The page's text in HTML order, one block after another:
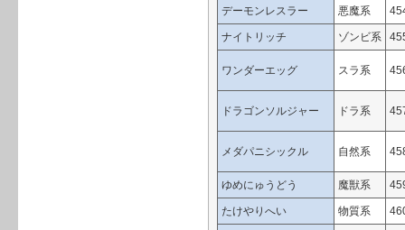
デーモンレスラー 悪魔系
ナイトリッチ ゾンビ系
ワンダーエッグ スラ系
ドラゴンソルジャー ドラ系
メダパニシックル 自然系
ゆめにゅうどう 魔獣系
たけやりへい 物質系